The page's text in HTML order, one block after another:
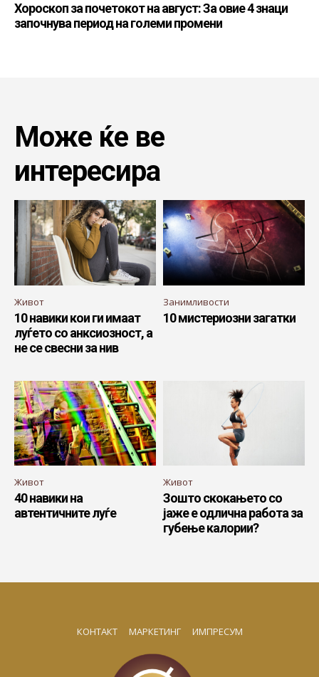
Хороскоп за почетокот на август: За овие 4 знаци
започнува период на големи промени
Може ќе ве
интересира
Живот
10 навики кои ги имаат
луѓето со анксиозност, а
не се свесни за нив
Занимливости
10 мистериозни загатки
Живот
40 навики на
автентичните луѓе
Живот
Зошто скокањето со
јаже е одлична работа за
губење калории?
КОНТАКТ МАРКЕТИНГ ИМПРЕСУМ